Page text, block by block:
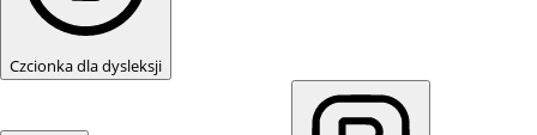
Czcionka dla dysleksji